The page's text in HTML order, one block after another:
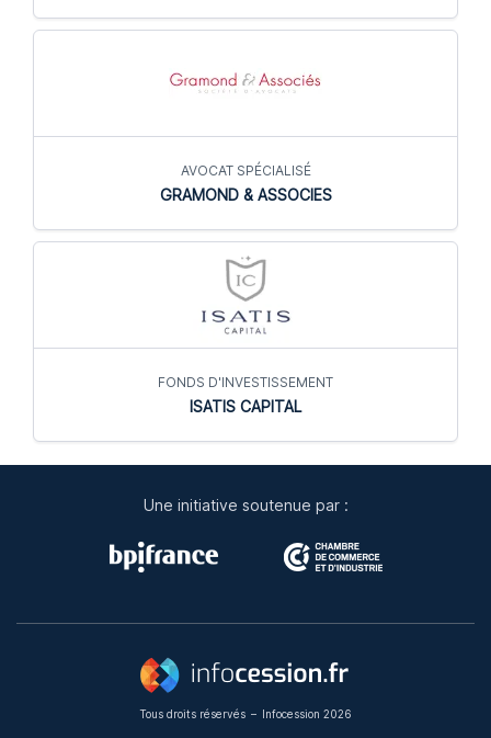
AVOCAT SPÉCIALISÉ
GRAMOND & ASSOCIES
FONDS D'INVESTISSEMENT
ISATIS CAPITAL
Une initiative soutenue par :
Tous droits réservés – Infocession 2026